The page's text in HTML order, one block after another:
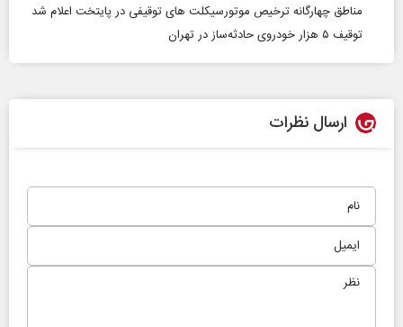
مناطق چهارگانه ترخیص موتورسیکلت‌ های توقیفی در پایتخت اعلام شد
توقیف ۵ هزار خودروی حادثه‌ساز در تهران
ارسال نظرات